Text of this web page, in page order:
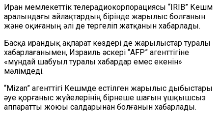
Иран мемлекеттік телерадиокорпорациясы “IRIB” Кешм
аралындағы айлақтардың бірінде жарылыс болғанын
және оқиғаның әлі де тергеліп жатқанын хабарлады.
Басқа ирандық ақпарат көздері де жарылыстар туралы
хабарлағанымен, Израиль әскері “AFP” агенттігіне
«мұндай шабуыл туралы хабардар емес екенін»
мәлімдеді.
“Mizan” агенттігі Кешмде естілген жарылыс дыбыстары
әуе қорғаныс жүйелерінің бірнеше шағын ұшқышсыз
аппаратты жоюы салдарынан болғанын хабарлады.